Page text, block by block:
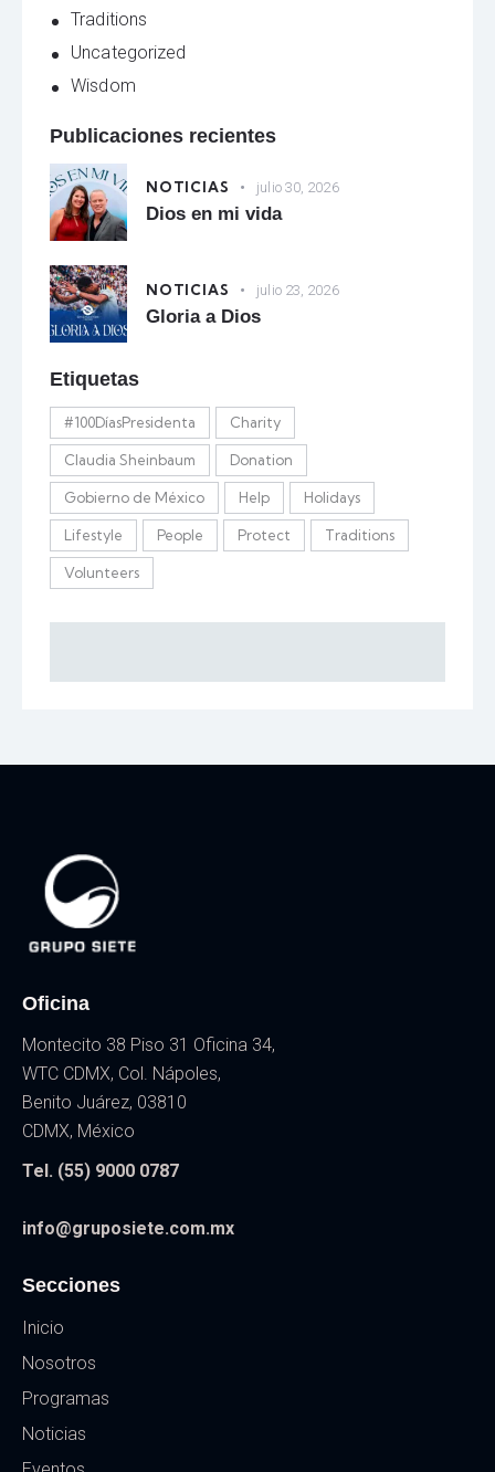
Traditions
Uncategorized
Wisdom
Publicaciones recientes
NOTICIAS julio 30, 2026
Dios en mi vida
NOTICIAS julio 23, 2026
Gloria a Dios
Etiquetas
#100DíasPresidenta Charity
Claudia Sheinbaum Donation
Gobierno de México Help Holidays
Lifestyle People Protect Traditions
Volunteers
Oficina
Montecito 38 Piso 31 Oficina 34,
WTC CDMX, Col. Nápoles,
Benito Juárez, 03810
CDMX, México
Tel. (55) 9000 0787
info@gruposiete.com.mx
Secciones
Inicio
Nosotros
Programas
Noticias